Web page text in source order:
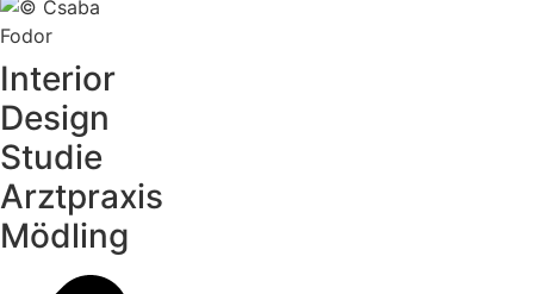
Interior
Design
Studie
Arztpraxis
Mödling